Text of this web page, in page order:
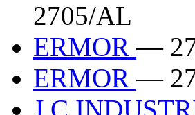
2705/AL
ERMOR—
ERMOR—
J C